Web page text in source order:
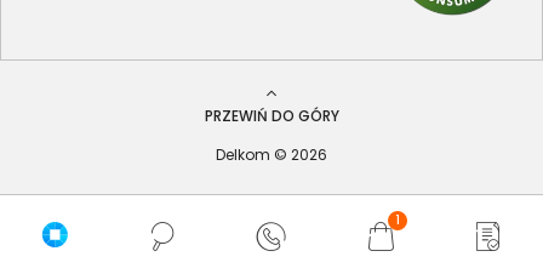
1
PRZEWIŃ DO GÓRY
Delkom © 2026